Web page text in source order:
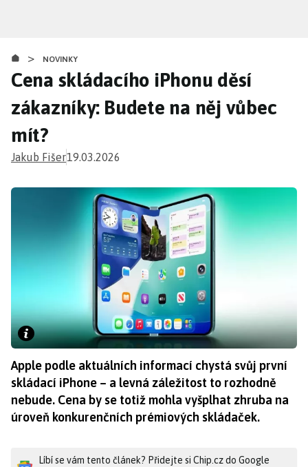
obsahu
> NOVINKY
Cena skládacího iPhonu děsí
zákazníky: Budete na něj vůbec
mít?
Jakub Fišer19.03.2026
Apple podle aktuálních informací chystá svůj první
skládací iPhone – a levná záležitost to rozhodně
nebude. Cena by se totiž mohla vyšplhat zhruba na
úroveň konkurenčních prémiových skládaček.
Líbí se vám tento článek? Přidejte si Chip.cz do Google